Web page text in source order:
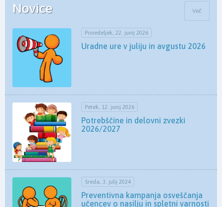
Novice Več
Ponedeljek, 22. junij 2026
Uradne ure v juliju in avgustu 2026
Petek, 12. junij 2026
Potrebščine in delovni zvezki
2026/2027
Sreda, 3. julij 2024
Preventivna kampanja osveščanja
učencev o nasilju in spletni varnosti